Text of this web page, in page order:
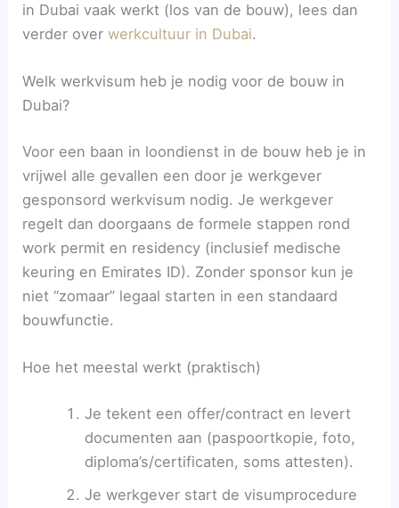
in Dubai vaak werkt (los van de bouw), lees dan
verder overwerkcultuur in Dubai.
Welk werkvisum heb je nodig voor de bouw in
Dubai?
Voor een baan in loondienst in de bouw heb je in
vrijwel alle gevallen een door je werkgever
gesponsord werkvisum nodig. Je werkgever
regelt dan doorgaans de formele stappen rond
work permit en residency (inclusief medische
keuring en Emirates ID). Zonder sponsor kun je
niet “zomaar” legaal starten in een standaard
bouwfunctie.
Hoe het meestal werkt (praktisch)
Je tekent een offer/contract en levert
documenten aan (paspoortkopie, foto,
diploma’s/certificaten, soms attesten).
Je werkgever start de visumprocedure